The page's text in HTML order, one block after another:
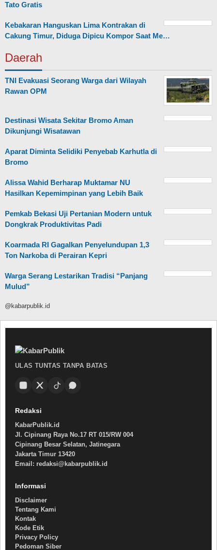
Tato Gratis
Kebakaran Hanguskan Lima Kontrakan di
Cakung Timur, Diduga Dipicu Kompor Saat Me…
Daerah
TNI Evakuasi Seorang Warga dari Wilayah
Rawan OPM
Destinasi Wisata Sekitar Bromo Aman
Dikunjungi Wisatawan
Aparat Diminta Selidiki Penyebab Karhutla di
Bromo
Alissa Wahid Berharap Muktamar NU
Hasilkan Kepemimpinan yang Lebih Baik
Pemkab Bekasi Uji Pertanian Modern untuk
Dongkrak Produktivitas Padi
Koarmada RI Gagalkan Penyelundupan 1,3
Ton Narkoba di Perairan Kepri
Warga Serang Lestarikan Tradisi “Panjang
Mulud”
@kabarpublik.id
ULAS TUNTAS TANPA BATAS
Redaksi
KabarPublik.id
Jl. Cipinang Raya No.17 RT 015/RW 004
Cipinang Besar Selatan, Jatinegara
Jakarta Timur 13420
Email: redaksi@kabarpublik.id
Informasi
Disclaimer
Tentang Kami
Kontak
Kode Etik
Privacy Policy
Pedoman Siber